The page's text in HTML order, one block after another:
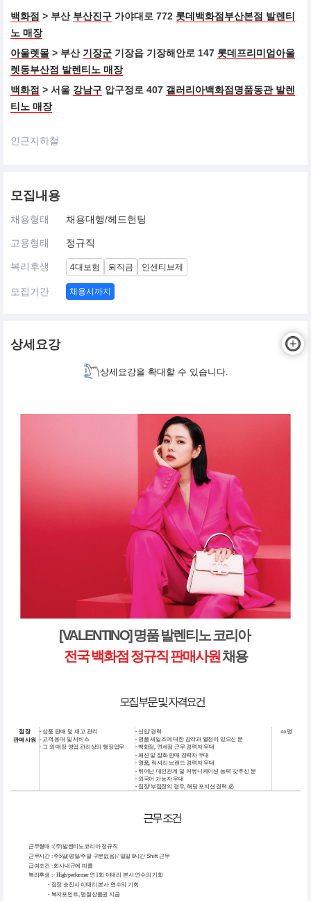
백화점 > 부산 부산진구 가야대로 772 롯데백화점부산본점 발렌티
노 매장
아울렛몰 > 부산 기장군 기장읍 기장해안로 147 롯데프리미엄아울
렛동부산점 발렌티노 매장
백화점 > 서울 강남구 압구정로 407 갤러리아백화점명품동관 발렌
티노 매장
인근지하철
모집내용
채용형태 채용대행/헤드헌팅
고용형태 정규직
복리후생 4대보험 퇴직금 인센티브제
모집기간 채용시까지
상세요강
상세요강을 확대할 수 있습니다.
[VALENTINO] 명품 발렌티노 코리아
전국 백화점 정규직 판매사원채용
모집부문 및 자격요건
점장
판매사원
-상품 판매 및 재고 관리
- 고객 응대 및 서비스
- 그 외 매장 영업 관리상의 행정업무
- 신입/경력
- 명품 세일즈에 대한 감각과 열정이 있으신 분
- 백화점, 면세점 근무 경력자 우대
- 패션 및 잡화 판매 경력자 우대
- 명품, 럭셔리 브랜드 경력자 우대
-뛰어난 대인관계 및 커뮤니케이션 능력 갖추신 분
- 외국어 가능자 우대
- 점장/부점장의 경우, 해당 포지션 경력 必
○○명
근무 조건
근무형태 : (주)발렌티노코리아 정규직
근무시간 : 주5일(평일/주말 구분없음) / 일일 8시간 Shift 근무
급여조건 : 회사내규에 따름
복리후생 : - High-performer 연 1회 이태리 본사 연수의 기회
- 점장 승진시 이태리 본사 연수의 기회
- 복지포인트, 명절상품권 지급